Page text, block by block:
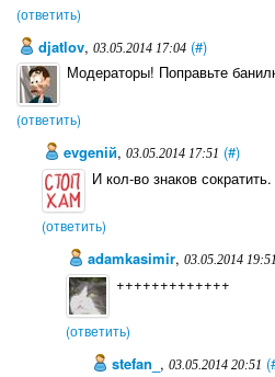
(ответить)
djatlov, 03.05.2014 17:04 (#)
Модераторы! Поправьте
(ответить)
evgeniй, 03.05.2014 17:51 (#)
И кол-во знаков
(ответить)
adamkasimir,03.05.2014 19:51
+++++++++++++
(ответить)
stefan_ , 03.05.2014 20:51